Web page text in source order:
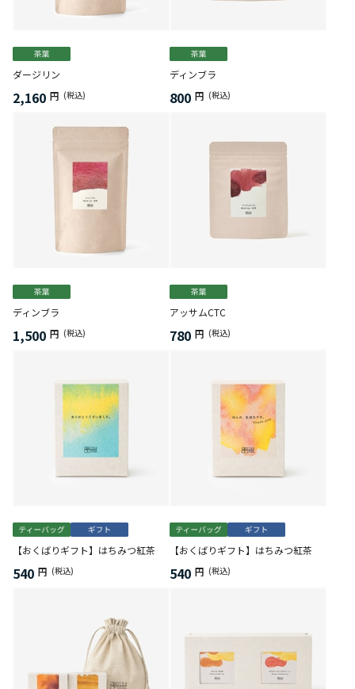
ダージリン
2,160 円 (税込)
ディンブラ
800 円 (税込)
ディンブラ
1,500 円 (税込)
アッサムCTC
780 円 (税込)
【おくばりギフト】はちみつ紅茶
540 円 (税込)
【おくばりギフト】はちみつ紅茶
540 円 (税込)